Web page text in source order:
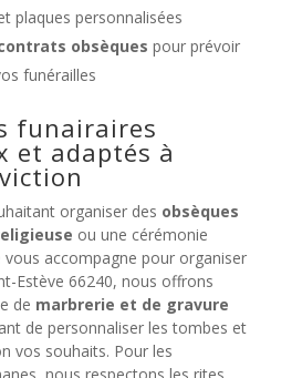
plaques personnalisées
obsèques pour prévoir
funérailles
funairaires
et adaptés à
organiser des obsèques
ou une cérémonie
accompagne pour organiser
Estève 66240, nous offrons
de marbrerie et de gravure
de personnaliser les tombes et
vos souhaits. Pour les